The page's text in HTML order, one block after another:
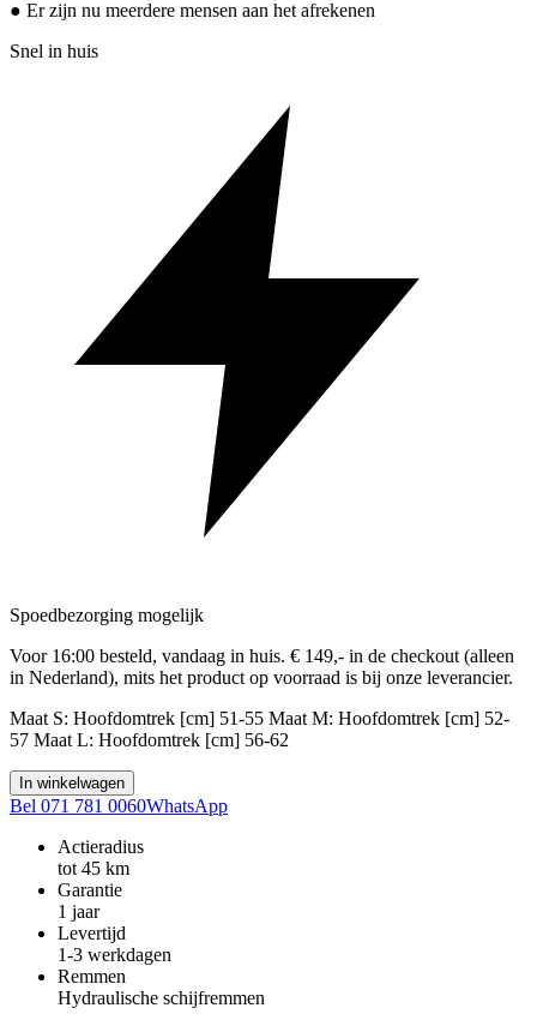
● Er zijn nu meerdere mensen aan het afrekenen
Snel in huis
Spoedbezorging mogelijk
Voor 16:00 besteld, vandaag in huis. € 149,- in de checkout (alleen
in Nederland), mits het product op voorraad is bij onze leverancier.
Maat S: Hoofdomtrek [cm] 51-55 Maat M: Hoofdomtrek [cm] 52-
57 Maat L: Hoofdomtrek [cm] 56-62
In winkelwagen
Bel 071 781 0060WhatsApp
Actieradius
tot 45 km
Garantie
1 jaar
Levertijd
1-3 werkdagen
Remmen
Hydraulische schijfremmen